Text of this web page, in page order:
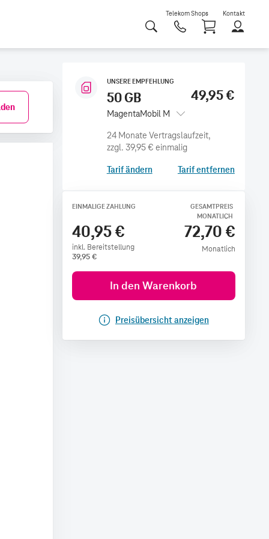
Telekom Shops Kontakt
UNSERE EMPFEHLUNG
50 GB
MagentaMobil M
49,95 €
zzgl. 39,95 € einmalig
Tarif ändern Tarif entfernen
EINMALIGE ZAHLUNG
40,95 €
inkl. Bereitstellung
39,95€
GESAMTPREIS
MONATLICH
72,70 €
Monatlich
In den Warenkorb
Preisübersicht anzeigen